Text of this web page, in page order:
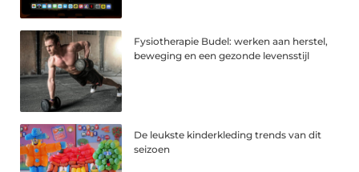
Fysiotherapie Budel: werken aan herstel,
beweging en een gezonde levensstijl
De leukste kinderkleding trends van dit
seizoen